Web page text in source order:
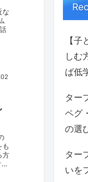
な
も
方
【
しむ
ば低
ター
ペグ
の選
ター
いを